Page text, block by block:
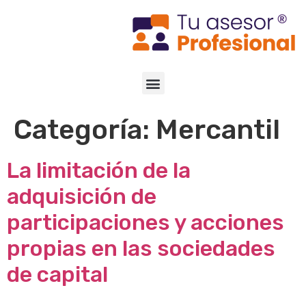
Categoría: Mercantil
La limitación de la
adquisición de
participaciones y acciones
propias en las sociedades
de capital